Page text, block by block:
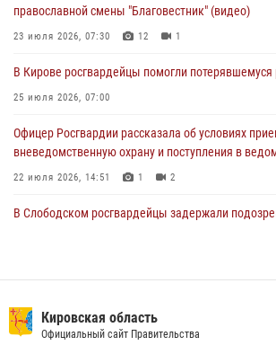
В Кирове росгвардейцы задержали
поддельной купюры
православной смены "Благовестник" (видео)
23 июля 2026, 07:30 12 1
В Кирове росгвардейцы помогли потерявшемуся
25 июля 2026, 07:00
Офицер Росгвардии рассказала об условиях
вневедомственную охрану и поступления в
22 июля 2026, 14:51 1 2
В Слободском росгвардейцы задержали
находящегося в розыске
24 июля 2026, 09:01
Кировская область
Официальный сайт Правительства